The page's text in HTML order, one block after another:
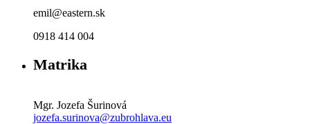
emil@eastern.sk
0918 414 004
Matrika
Mgr. Jozefa Šurinová
jozefa.surinova@zubrohlava.eu